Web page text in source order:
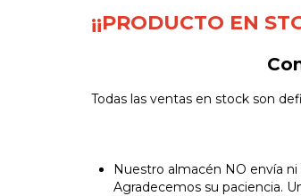
¡¡PRODUCTO EN
Todas las ventas en stock son
Nuestro almacén NO envía ni
Agradecemos su paciencia.